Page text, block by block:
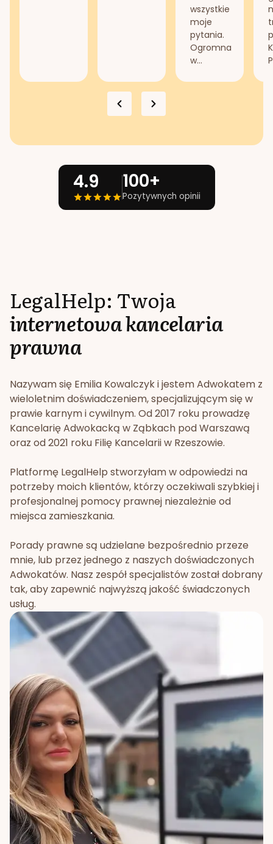
wszystkie
moje
pytania.
Ogromna
w...
4.9 100+
Pozytywnych opinii
LegalHelp: Twoja
internetowa kancelaria
prawna
Nazywam się Emilia Kowalczyk i jestem Adwokatem z
wieloletnim doświadczeniem, specjalizującym się w
prawie karnym i cywilnym. Od 2017 roku prowadzę
Kancelarię Adwokacką w Ząbkach pod Warszawą
oraz od 2021 roku Filię Kancelarii w Rzeszowie.
Platformę LegalHelp stworzyłam w odpowiedzi na
potrzeby moich klientów, którzy oczekiwali szybkiej i
profesjonalnej pomocy prawnej niezależnie od
miejsca zamieszkania.
Porady prawne są udzielane bezpośrednio przeze
mnie, lub przez jednego z naszych doświadczonych
Adwokatów. Nasz zespół specjalistów został dobrany
tak, aby zapewnić najwyższą jakość świadczonych
usług.